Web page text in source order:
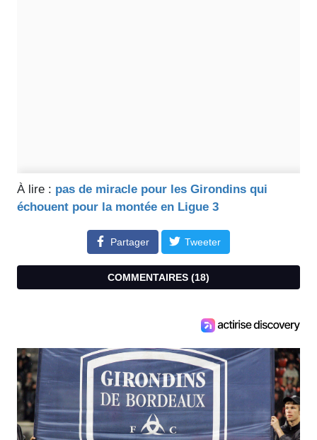
À lire : pas de miracle pour les Girondins qui
échouent pour la montée en Ligue 3
Partager Tweeter
COMMENTAIRES (18)